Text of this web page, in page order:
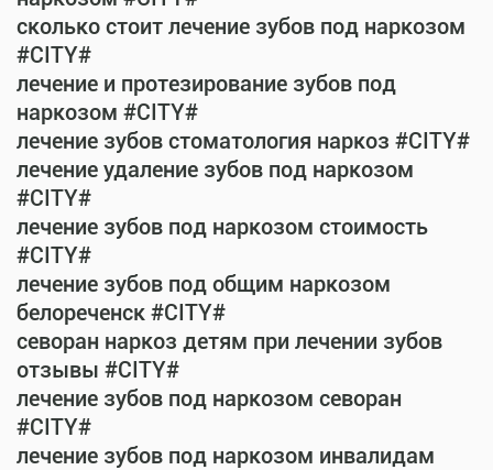
сколько стоит лечение зубов под наркозом
#CITY#
лечение и протезирование зубов под
наркозом #CITY#
лечение зубов стоматология наркоз #CITY#
лечение удаление зубов под наркозом
#CITY#
лечение зубов под наркозом стоимость
#CITY#
лечение зубов под общим наркозом
белореченск #CITY#
севоран наркоз детям при лечении зубов
отзывы #CITY#
лечение зубов под наркозом севоран
#CITY#
лечение зубов под наркозом инвалидам